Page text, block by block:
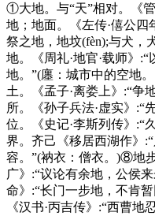
①大地。与“天”相对。《
地；地面。《左传·僖公四
祭之地，地坟(fèn);与犬，
地。《周礼·地官·载师》
地。”(廛：城市中的空地
土。《孟子·离娄上》:“争
所。《孙子兵法·虚实》
位。《史记·李斯列传》:“
界。齐己《移居西湖作》
容。”(衲衣：僧衣。)⑧地
广》:“议论有余地，公侯
命》:“长门一步地，不肯
《汉书·丙吉传》:“西曹